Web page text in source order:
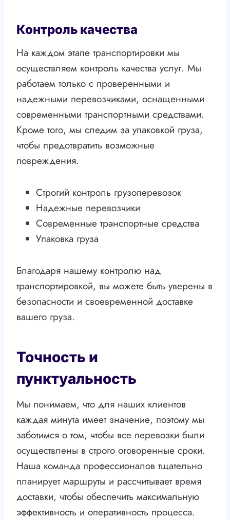
Контроль качества
На каждом этапе транспортировки мы
осуществляем контроль качества услуг. Мы
работаем только с проверенными и
надежными перевозчиками, оснащенными
современными транспортными средствами.
Кроме того, мы следим за упаковкой груза,
чтобы предотвратить возможные
повреждения.
Строгий контроль грузоперевозок
Надежные перевозчики
Современные транспортные средства
Упаковка груза
Благодаря нашему контролю над
транспортировкой, вы можете быть уверены в
безопасности и своевременной доставке
вашего груза.
Точность и
пунктуальность
Мы понимаем, что для наших клиентов
каждая минута имеет значение, поэтому мы
заботимся о том, чтобы все перевозки были
осуществлены в строго оговоренные сроки.
Наша команда профессионалов тщательно
планирует маршруты и рассчитывает время
доставки, чтобы обеспечить максимальную
эффективность и оперативность процесса.